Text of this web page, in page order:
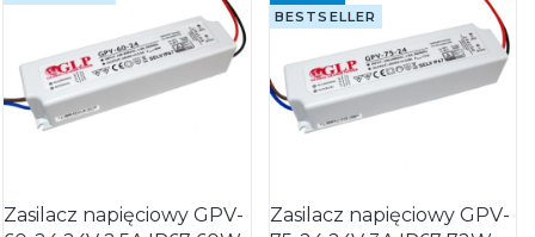
Zasilacz napięciowy GPV-
BESTSELLER
Zasilacz napięciowy GPV-